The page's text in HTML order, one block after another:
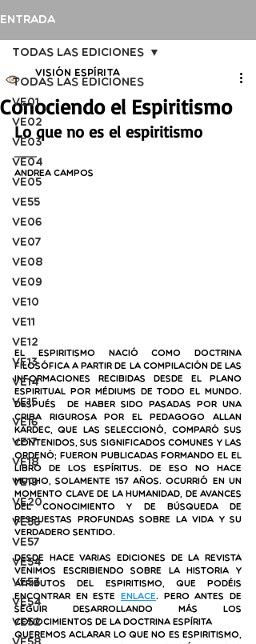
Entrada
Todas las ediciones
VE01
VE02
VE03
VE04
VE05
VE55
VE06
VE07
VE08
VE09
VE10
VE11
VE12
VE13
VE14
VE15
VE16
VE17
VE18
VE19
VE20
VE56
VE57
VE54
VE53
VE54
VE52
Todas las ediciones
Conociendo el Espiritismo
Visión Espírita
Lo que no es el espiritismo
Andrea Campos
El Espiritismo nació como doctrina
filosófica a partir de la compilación de las
informaciones recibidas desde el plano
espiritual por médiums de todo el mundo.
Después  de haber sido pasadas por una
criba rigurosa por el pedagogo Allan
Kardec, que las seleccionó, comparó sus
contenidos, sus significados comunes y las
ordenó; fueron publicadas formando el El
Libro de los Espíritus. De eso no hace
mucho, solamente 157 años. Ocurrió en un
momento clave de la humanidad, de avances
del conocimiento y de búsqueda de
respuestas profundas sobre la vida y su
verdadero sentido.
Desde hace varias ediciones de la revista
venimos escribiendo sobre la historia y
atributos del Espiritismo, que podéis
encontrar en este enlace. Pero antes de
seguir desarrollando más los
conocimientos de la Doctrina Espírita
queremos aclarar lo que no es Espiritismo,